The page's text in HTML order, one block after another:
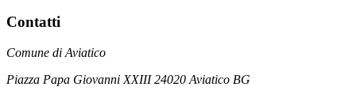
Contatti
Comune di Aviatico
Piazza Papa Giovanni XXIII 24020 Aviatico BG